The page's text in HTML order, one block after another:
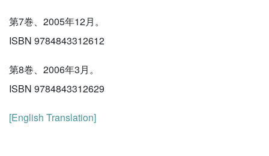
第7巻、2005年12月。
ISBN 9784843312612
第8巻、2006年3月。
ISBN 9784843312629
[English Translation]